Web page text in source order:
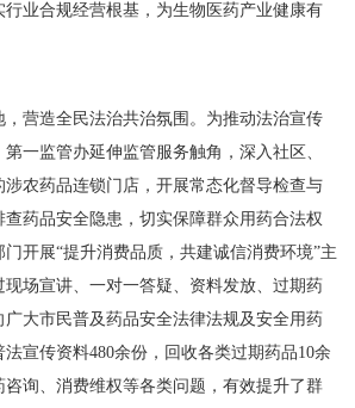
行业合规经营根基，为生物医药产业健康有
营造全民法治共治氛围。为推动法治宣传
一监管办延伸监管服务触角，深入社区、
农药品连锁门店，开展常态化督导检查与
药品安全隐患，切实保障群众用药合法权
开展“提升消费品质，共建诚信消费环境”主
场宣讲、一对一答疑、资料发放、过期药
大市民普及药品安全法律法规及安全用药
宣传资料480余份，回收各类过期药品10余
询、消费维权等各类问题，有效提升了群